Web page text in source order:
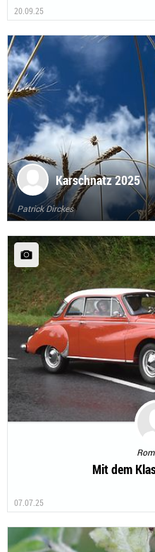
20.09.25
Karschnatz 2025
Patrick Dirckes
Mit dem
07.07.25